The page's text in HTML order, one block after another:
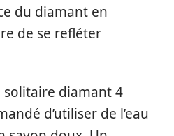
du diamant en
de se refléter
diamant 4
d’utiliser de l’eau